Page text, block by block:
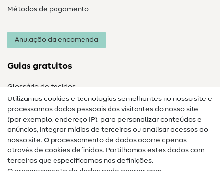
Métodos de pagamento
Anulação da encomenda
Guias gratuitos
Glossário de tecidos
Guias de costura
Ajuda e contacto
Contacto
Utilizamos cookies e tecnologias semelhantes no nosso site e
processamos dados pessoais dos visitantes do nosso site
(por exemplo, endereço IP), para personalizar conteúdos e
anúncios, integrar mídias de terceiros ou analisar acessos ao
nosso site. O processamento de dados ocorre apenas
através de cookies definidos. Partilhamos estes dados com
terceiros que especificamos nas definições.